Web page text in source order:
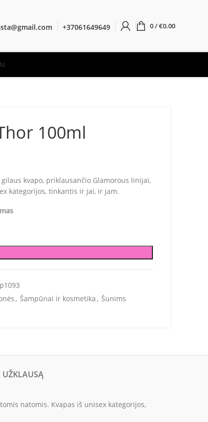
+37061649649 0/€0.00
100ml
kvapo, priklausančio Glamorous linijai,
kategorijos, tinkantis ir jai, ir jam.
, Šampūnai ir kosmetika , Šunims
UŽKLAUSĄ
natomis. Kvapas iš unisex kategorijos,